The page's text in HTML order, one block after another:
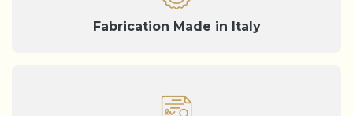
Fabrication Made in Italy